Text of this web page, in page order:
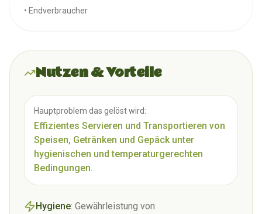
• Endverbraucher
Nutzen & Vorteile
Hauptproblem das gelöst wird:
Effizientes Servieren und Transportieren von
Speisen, Getränken und Gepäck unter
hygienischen und temperaturgerechten
Bedingungen.
Hygiene: Gewährleistung von